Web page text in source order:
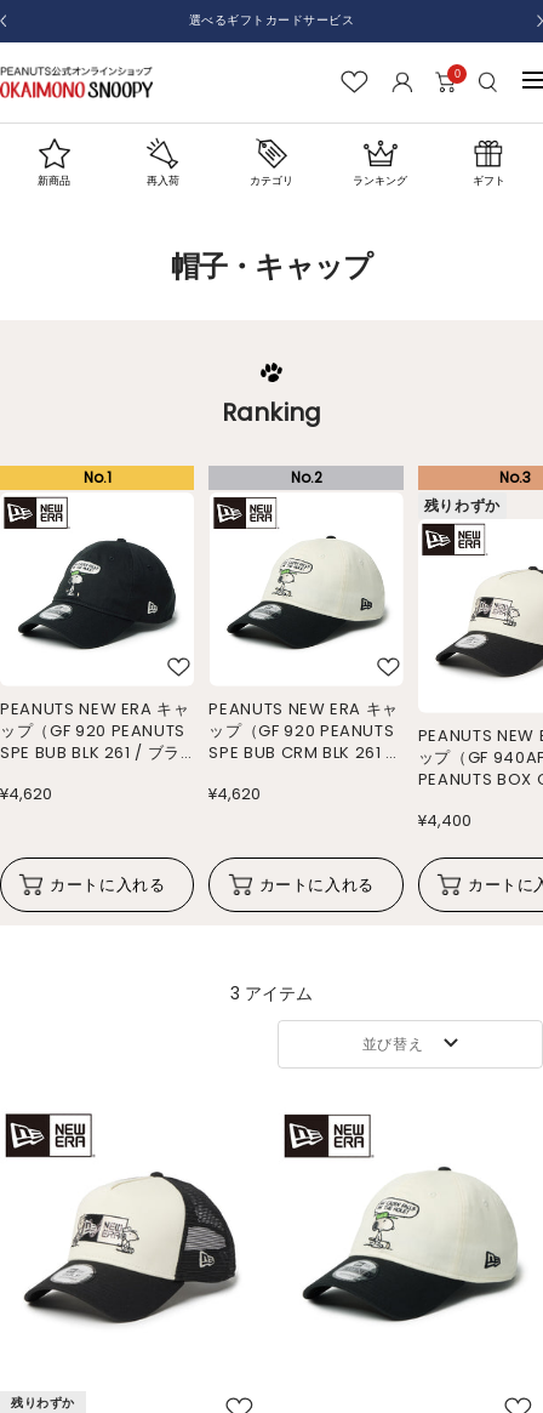
コ
ン
テ
ン
ツ
戻
選べるギフトカードサービス
お
0
ナ
新商品 再入荷 カテゴリ ランキング ギフト
帽子・キャップ
Ranking
PEANUTS NEW ERA キャ
ップ（GF 920 PEANUTS
SPE BUB BLK 261 / ブラ
¥4,620
カートに入れる
PEANUTS NEW ERA キャ
ップ（GF 920 PEANUTS
SPE BUB CRM BLK 261 /
ク）
¥4,620
カートに入れる
残りわずか
PEANUTS NEW
ップ（GF
PEANUTS BOX
ブラック）
¥4,400
カートに
3 アイテム
並び替え
残りわずか